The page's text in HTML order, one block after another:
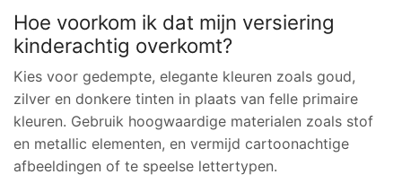
Hoe voorkom ik dat mijn versiering
kinderachtig overkomt?
Kies voor gedempte, elegante kleuren zoals goud,
zilver en donkere tinten in plaats van felle primaire
kleuren. Gebruik hoogwaardige materialen zoals stof
en metallic elementen, en vermijd cartoonachtige
afbeeldingen of te speelse lettertypen.